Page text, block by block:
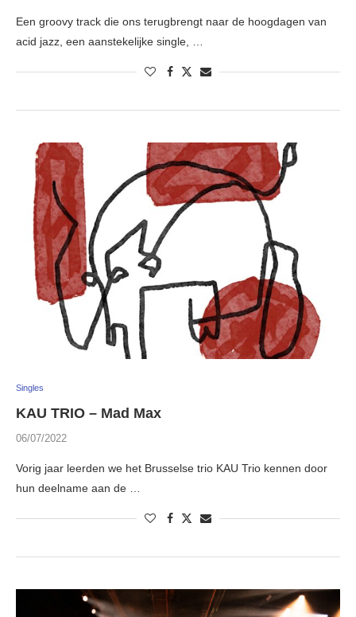
Een groovy track die ons terugbrengt naar de hoogdagen van
acid jazz, een aanstekelijke single, …
Singles
KAU TRIO – Mad Max
06/07/2022
Vorig jaar leerden we het Brusselse trio KAU Trio kennen door
hun deelname aan de …